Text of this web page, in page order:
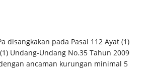
disangkakan pada Pasal 112 Ayat (1)
Undang-Undang No.35 Tahun 2009
ancaman kurungan minimal 5